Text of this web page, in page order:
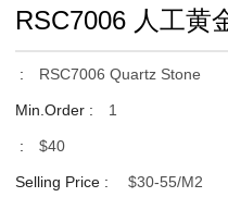
RSC7006 人工黄
: RSC7006 Quartz Stone
Min.Order : 1
: $40
Selling Price : $30-55/m2